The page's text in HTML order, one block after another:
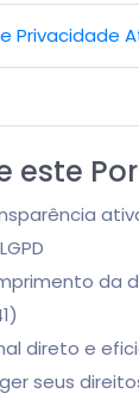
Privacidade
este
da
direto e
seus